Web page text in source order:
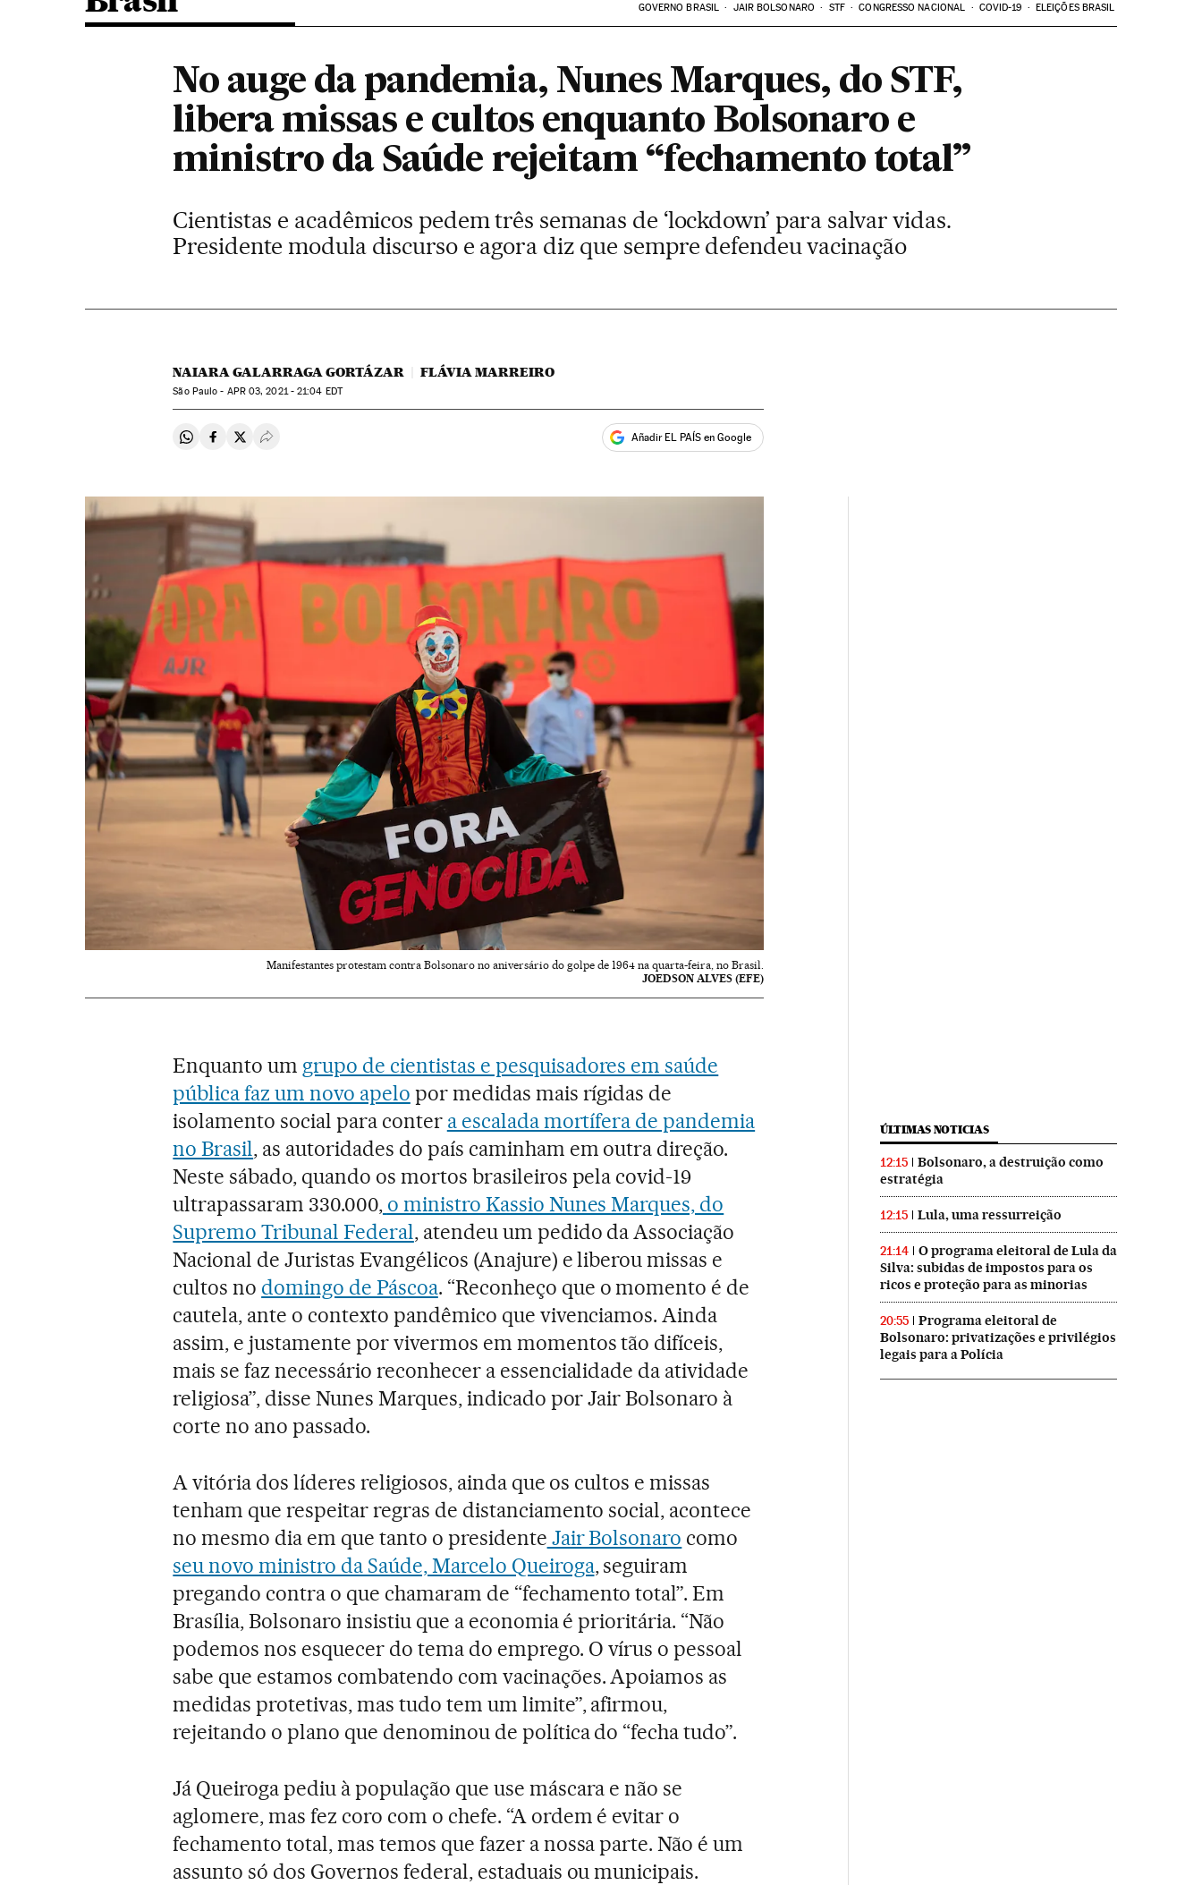
GOVERNO BRASIL JAIR BOLSONARO STF CONGRESSO NACIONAL COVID-19 ELEIÇÕES BRASIL
No auge da pandemia, Nunes Marques, do STF,
libera missas e cultos enquanto Bolsonaro e
ministro da Saúde rejeitam “fechamento total”
Cientistas e acadêmicos pedem três semanas de ‘lockdown’ para salvar vidas.
Presidente modula discurso e agora diz que sempre defendeu vacinação
NAIARA GALARRAGA GORTÁZAR FLÁVIA MARREIRO
São Paulo - APR03, 2021 - 21:04 EDT
Compartir en Whatsapp
Compartir en Facebook
Compartir en Twitter
Desplegar Redes Sociales Añadir EL PAÍS en Google
Manifestantes protestam contra Bolsonaro no aniversário do golpe de 1964 na quarta-feira, no Brasil.
JOEDSON ALVES (EFE)
Enquanto um grupo de cientistas e pesquisadores em saúde
pública faz um novo apelo por medidas mais rígidas de
isolamento social para conter a escalada mortífera de pandemia
no Brasil, as autoridades do país caminham em outra direção.
Neste sábado, quando os mortos brasileiros pela covid-19
ultrapassaram 330.000, o ministro Kassio Nunes Marques, do
Supremo Tribunal Federal, atendeu um pedido da Associação
Nacional de Juristas Evangélicos (Anajure) e liberou missas e
cultos no domingo de Páscoa. “Reconheço que o momento é de
cautela, ante o contexto pandêmico que vivenciamos. Ainda
assim, e justamente por vivermos em momentos tão difíceis,
mais se faz necessário reconhecer a essencialidade da atividade
religiosa”, disse Nunes Marques, indicado por Jair Bolsonaro à
corte no ano passado.
A vitória dos líderes religiosos, ainda que os cultos e missas
tenham que respeitar regras de distanciamento social, acontece
no mesmo dia em que tanto o presidente Jair Bolsonaro como
seu novo ministro da Saúde, Marcelo Queiroga, seguiram
pregando contra o que chamaram de “fechamento total”. Em
Brasília, Bolsonaro insistiu que a economia é prioritária. “Não
podemos nos esquecer do tema do emprego. O vírus o pessoal
sabe que estamos combatendo com vacinações. Apoiamos as
medidas protetivas, mas tudo tem um limite”, afirmou,
rejeitando o plano que denominou de política do “fecha tudo”.
Já Queiroga pediu à população que use máscara e não se
aglomere, mas fez coro com o chefe. “A ordem é evitar o
fechamento total, mas temos que fazer a nossa parte. Não é um
assunto só dos Governos federal, estaduais ou municipais.
ÚLTIMAS NOTICIAS
12:15
Bolsonaro, a destruição como
estratégia
12:15 Lula, uma ressurreição
21:14
O programa eleitoral de Lula da
Silva: subidas de impostos para os
ricos e proteção para as minorias
20:55
Programa eleitoral de
Bolsonaro: privatizações e privilégios
legais para a Polícia